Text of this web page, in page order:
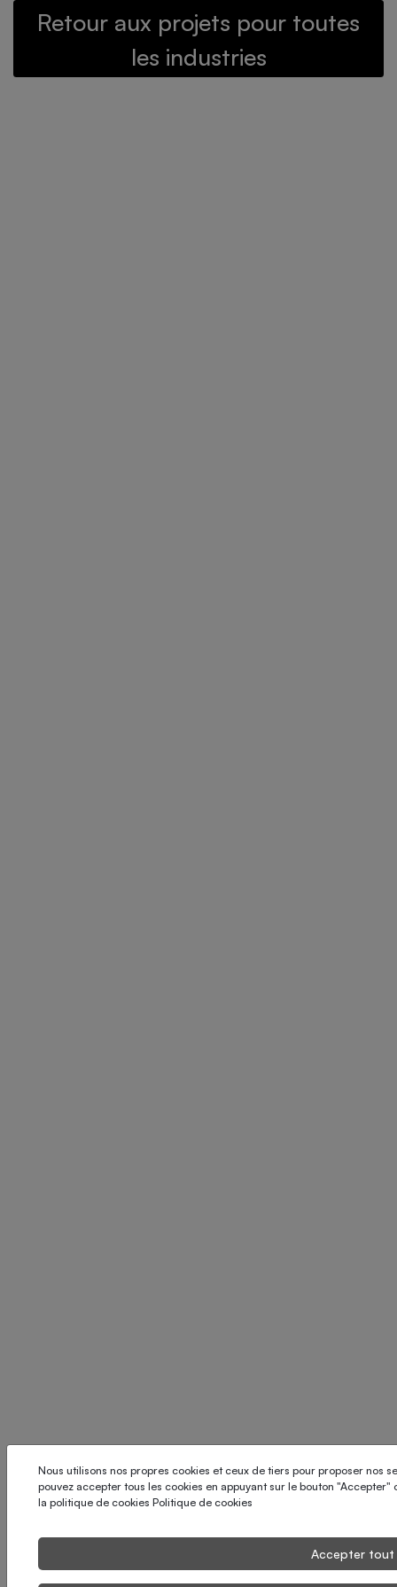
Retour aux projets pour toutes
les industries
Nous utilisons nos propres cookies et ceux de tiers pour proposer nos
pouvez accepter tous les cookies en appuyant sur le bouton
la politique de cookies Politique de cookies
Accepter tout